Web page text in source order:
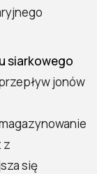
siarkowego
jonów
z
się